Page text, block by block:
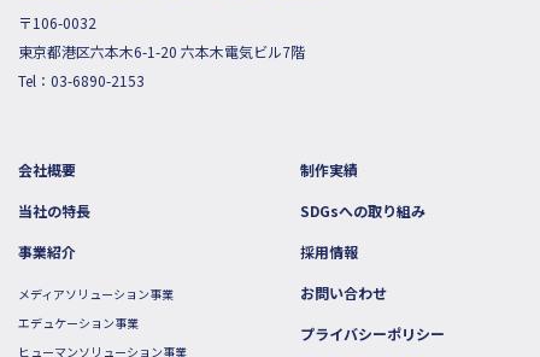
〒106-0032
東京都港区六本木6-1-20 六本木電気ビル7階
Tel： 03-6890-2153
会社概要
当社の特長
事業紹介
メディアソリューション事業
エデュケーション事業
ヒューマンソリューション事業
制作実績
SDGsへの取り組み
採用情報
お問い合わせ
プライバシーポリシー